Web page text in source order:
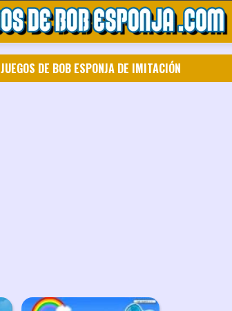
JUEGOS DE BOB ESPONJA DE IMITACIÓN